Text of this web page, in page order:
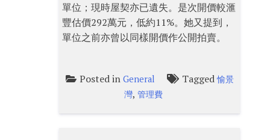
單位；現時屋契亦已遺失。是次開價較滙
豐估價292萬元，低約11%。她又提到，
單位之前亦曾以同樣開價作公開拍賣。
Posted in General Tagged愉景
灣,管理費